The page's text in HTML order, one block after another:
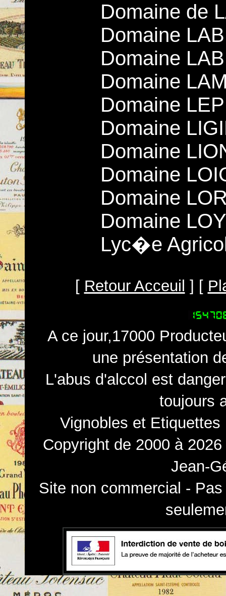
Domaine de
Domaine
Domaine
Domaine
Domaine
Domaine
Domaine
Domaine
Domaine
Domaine
Lyc�e
[ Retour Acceuil ] [
A ce jour,17000
une présentation
L'abus d'alccol est
toujours
Vignobles et
Copyright de 2000 à
Jean-
Site non commercial -